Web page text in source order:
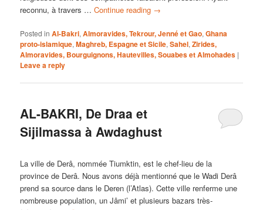
reconnu, à travers …Continue reading →
Posted in Al-Bakri,Almoravides, Tekrour, Jenné et Gao,Ghana
proto-islamique,Maghreb, Espagne et Sicile,Sahel,Zirides,
Almoravides, Bourguignons, Hautevilles, Souabes et Almohades |
Leave a reply
AL-BAKRI, De Draa et
Sijilmassa à Awdaghust
La ville de Derâ, nommée Tiumktin, est le chef-lieu de la
province de Derâ. Nous avons déjà mentionné que le Wadi Derâ
prend sa source dans le Deren (l’Atlas). Cette ville renferme une
nombreuse population, un Jâmi’ et plusieurs bazars très-